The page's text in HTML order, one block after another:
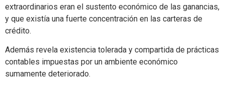
extraordinarios eran el sustento económico de las ganancias,
y que existía una fuerte concentración en las carteras de
crédito.
Además revela existencia tolerada y compartida de prácticas
contables impuestas por un ambiente económico
sumamente deteriorado.